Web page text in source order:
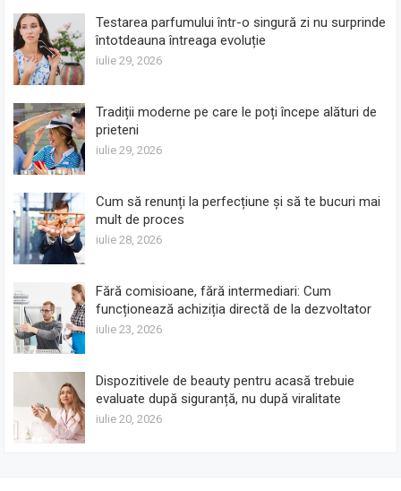
Testarea parfumului într-o singură zi nu surprinde
întotdeauna întreaga evoluție
iulie 29, 2026
Tradiții moderne pe care le poți începe alături de
prieteni
iulie 29, 2026
Cum să renunți la perfecțiune și să te bucuri mai
mult de proces
iulie 28, 2026
Fără comisioane, fără intermediari: Cum
funcționează achiziția directă de la dezvoltator
iulie 23, 2026
Dispozitivele de beauty pentru acasă trebuie
evaluate după siguranță, nu după viralitate
iulie 20, 2026